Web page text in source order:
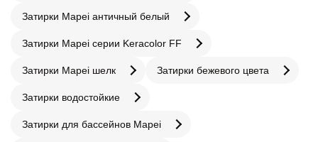
Затирки Mapei античный белый
Затирки Mapei серии Keracolor FF
Затирки Mapei шелк Затирки бежевого цвета
Затирки водостойкие
Затирки для бассейнов Mapei